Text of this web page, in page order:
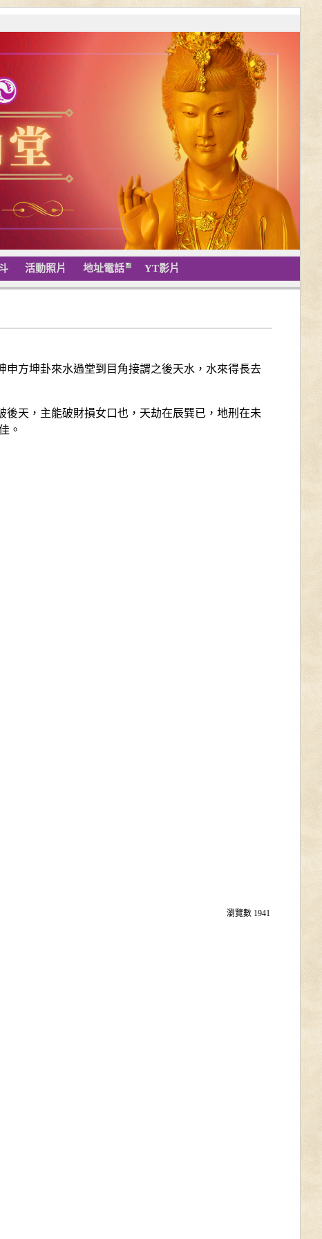
活動照片 地址電話 YT影片
方坤卦來水過堂到目角接謂之後天水，水來得長去
天，主能破財損女口也，天劫在辰巽已，地刑在未
。
瀏覽數 1941